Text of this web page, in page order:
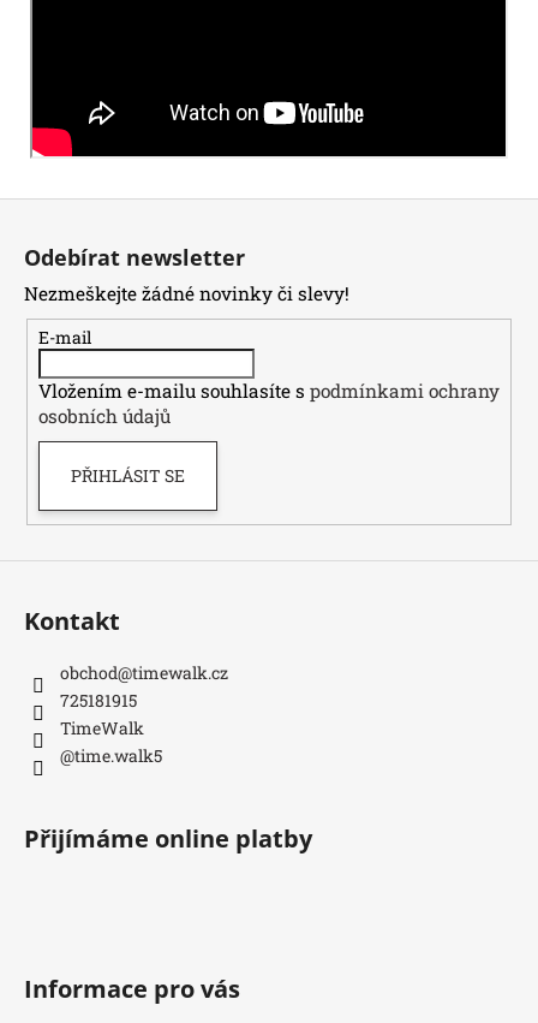
Odebírat newsletter
Nezmeškejte žádné novinky či slevy!
E-mail
Vložením e-mailu souhlasíte s podmínkami ochrany
osobních údajů
PŘIHLÁSIT SE
Kontakt
obchod@timewalk.cz
725181915
TimeWalk
@time.walk5
Přijímáme online platby
Informace pro vás